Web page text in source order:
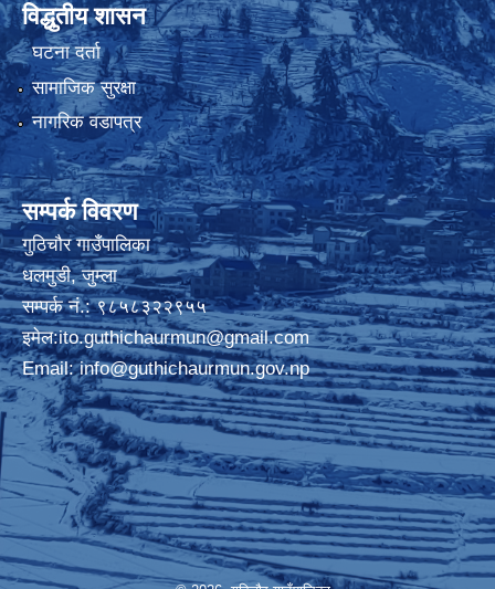
विद्धुतीय शासन
घटना दर्ता
सामाजिक सुरक्षा
नागरिक वडापत्र
सम्पर्क विवरण
गुठिचौर गाउँपालिका
धलमुडी, जुम्ला
सम्पर्क नं.: ९८५८३२२९५५
इमेल:ito.guthichaurmun@gmail.com
Email:info@guthichaurmun.gov.np